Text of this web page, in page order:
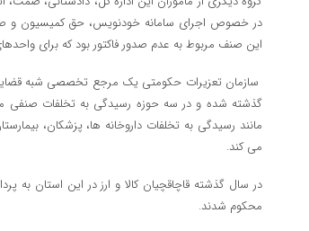
در خصوص اجرای سامانه خودنویس، حق کمیسیون و
این صنف مربوط به عدم صدور فاکتور بود که برای
سازمان تعزیرات حکومتی یک مرجع تخصصی شبه
گذشته شده و در سه حوزه رسیدگی به تخلفات صنفی
مانند رسیدگی به تخلفات داروخانه ها، پزشکان،
می کند.
محکوم شدند.